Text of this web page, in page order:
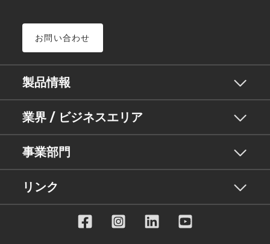
お問い合わせ
製品情報
業界 / ビジネスエリア
事業部門
リンク